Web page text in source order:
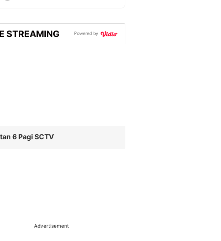
STREAMING Powered by
6 Pagi SCTV
Advertisement